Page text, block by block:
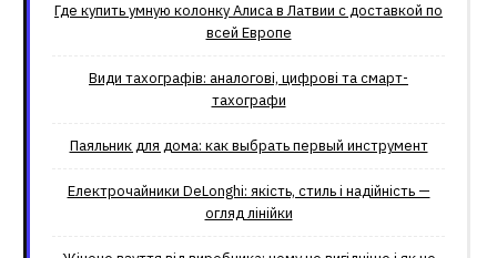
Где купить умную колонку Алиса в Латвии с доставкой по
всей Европе
Види тахографів: аналогові, цифрові та смарт-
тахографи
Паяльник для дома: как выбрать первый инструмент
Електрочайники DeLonghi: якість, стиль і надійність —
огляд лінійки